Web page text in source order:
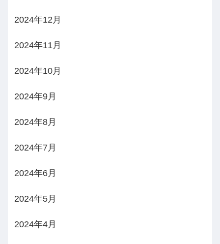
2024年12月
2024年11月
2024年10月
2024年9月
2024年8月
2024年7月
2024年6月
2024年5月
2024年4月